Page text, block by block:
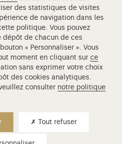
de Versailles
de Versailles
Européenne
du domaine de Versailles
des statistiques de visites
de navigation dans les
politique. Vous pouvez
dépôt de chacun de ces
« Personnaliser ». Vous
moment en cliquant surce
sans exprimer votre choix
des cookies analytiques.
consulter notre politique
Tout refuser